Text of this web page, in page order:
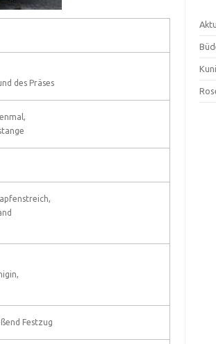
des Präses
Festzug